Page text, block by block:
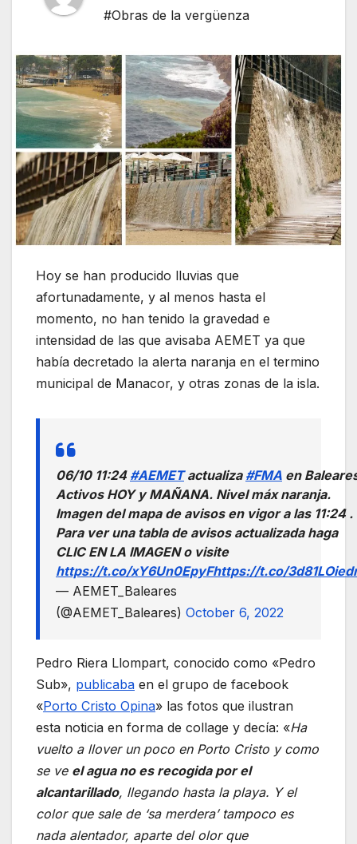
#Obras de la vergüenza
Hoy se han producido lluvias que
afortunadamente, y al menos hasta el
momento, no han tenido la gravedad e
intensidad de las que avisaba AEMET ya que
había decretado la alerta naranja en el termino
municipal de Manacor, y otras zonas de la isla.
06/10 11:24 #AEMETactualiza #FMA en
Activos HOY y MAÑANA. Nivel máx naranja.
Imagen del mapa de avisos en vigor a las 11:24 .
Para ver una tabla de avisos actualizada haga
CLIC EN LA IMAGEN o visite
https://t.co/xY6Un0EpyFhttps://t.co/
— AEMET_Baleares
(@AEMET_Baleares) October 6, 2022
Pedro Riera Llompart, conocido como «Pedro
Sub», publicaba en el grupo de facebook
«Porto Cristo Opina» las fotos que ilustran
esta noticia en forma de collage y decía: «Ha
vuelto a llover un poco en Porto Cristo y como
se ve el agua no es recogida por el
alcantarillado, llegando hasta la playa. Y el
color que sale de ‘sa merdera’ tampoco es
nada alentador, aparte del olor que